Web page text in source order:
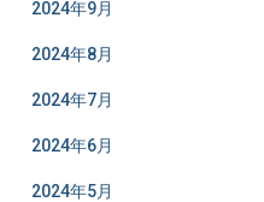
2024年9月
2024年8月
2024年7月
2024年6月
2024年5月